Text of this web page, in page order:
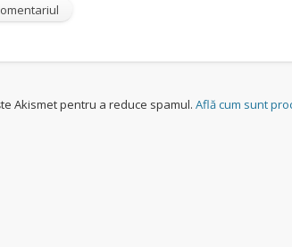
Akismet pentru a reduce spamul.Află cum sunt